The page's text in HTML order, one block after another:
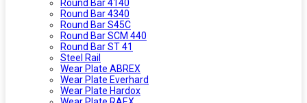
Round Bar 4140
Round Bar 4340
Round Bar S45C
Round Bar SCM 440
Round Bar ST 41
Steel Rail
Wear Plate ABREX
Wear Plate Everhard
Wear Plate Hardox